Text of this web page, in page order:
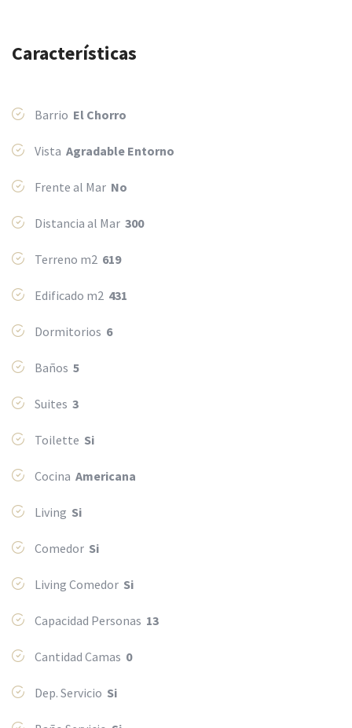
Características
Barrio El Chorro
Vista Agradable Entorno
Frente al Mar No
Distancia al Mar 300
Terreno m2 619
Edificado m2 431
Dormitorios 6
Baños 5
Suites 3
Toilette Si
Cocina Americana
Living Si
Comedor Si
Living Comedor Si
Capacidad Personas 13
Cantidad Camas 0
Dep. Servicio Si